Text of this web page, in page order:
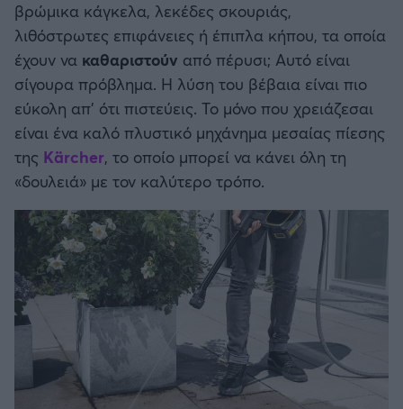
Ηρακλής
Μπαρτσελόνα
Ρεάλ Μαδρίτης
Ατλέτικο Μαδρίτης
Μάντσεστερ Σίτι
Λίβερπουλ
Άρσεναλ
βρώμικα κάγκελα, λεκέδες σκουριάς,
λιθόστρωτες επιφάνειες ή έπιπλα κήπου, τα οποία
έχουν να καθαριστούν από πέρυσι; Αυτό είναι
σίγουρα πρόβλημα. Η λύση του βέβαια είναι πιο
εύκολη απ’ ότι πιστεύεις. Το μόνο που χρειάζεσαι
είναι ένα καλό πλυστικό μηχάνημα μεσαίας πίεσης
της Kärcher, το οποίο μπορεί να κάνει όλη τη
«δουλειά» με τον καλύτερο τρόπο.